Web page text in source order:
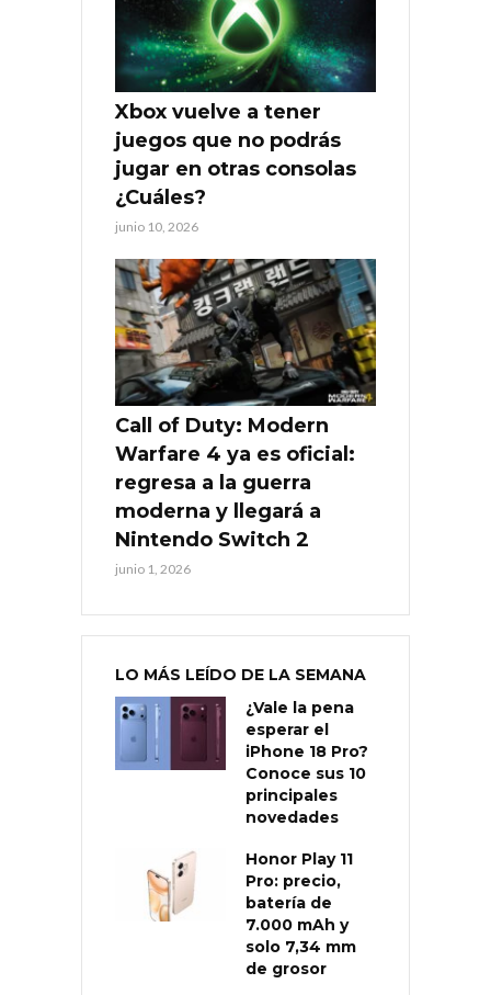
Xbox vuelve a tener
juegos que no podrás
jugar en otras consolas
¿Cuáles?
junio 10, 2026
Call of Duty: Modern
Warfare 4 ya es oficial:
regresa a la guerra
moderna y llegará a
Nintendo Switch 2
junio 1, 2026
LO MÁS LEÍDO DE LA SEMANA
¿Vale la pena
esperar el
iPhone 18 Pro?
Conoce sus 10
principales
novedades
Honor Play 11
Pro: precio,
batería de
7.000 mAh y
solo 7,34 mm
de grosor